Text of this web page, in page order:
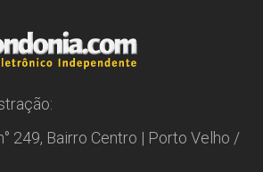
249, Bairro Centro | Porto Velho /